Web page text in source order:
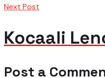
Next Post
Kocaali
Post a